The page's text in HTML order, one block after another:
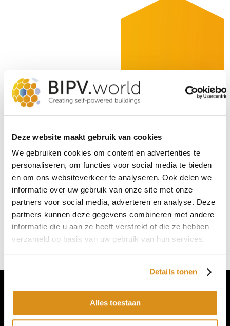
Deze website maakt gebruik van cookies
We gebruiken cookies om content en advertenties te
personaliseren, om functies voor social media te bieden
en om ons websiteverkeer te analyseren. Ook delen we
informatie over uw gebruik van onze site met onze
partners voor social media, adverteren en analyse. Deze
partners kunnen deze gegevens combineren met andere
informatie die u aan ze heeft verstrekt of die ze hebben
verzameld op basis van uw gebruik van hun services.
Details tonen
Alles toestaan
Werken bij BIPV.world